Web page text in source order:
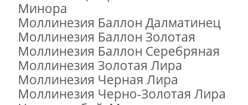
Минора
Моллинезия Баллон Далматинец
Моллинезия Баллон Золотая
Моллинезия Баллон Серебряная
Моллинезия Золотая Лира
Моллинезия Черная Лира
Моллинезия Черно-Золотая Лира